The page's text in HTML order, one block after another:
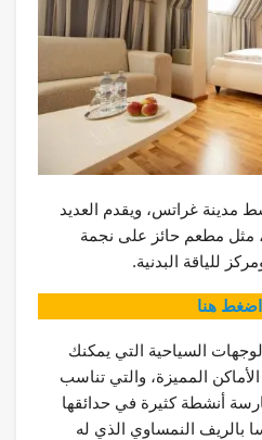
غراتس، ويقدم العديد
مثل مطعم حائز على نجمة
للياقة البدنية.
اضغط هنا
السياحية التي يمكنك
المميزة، والتي تناسب
أنشطة كثيرة في حدائقها
بالريف النمساوي الذي له